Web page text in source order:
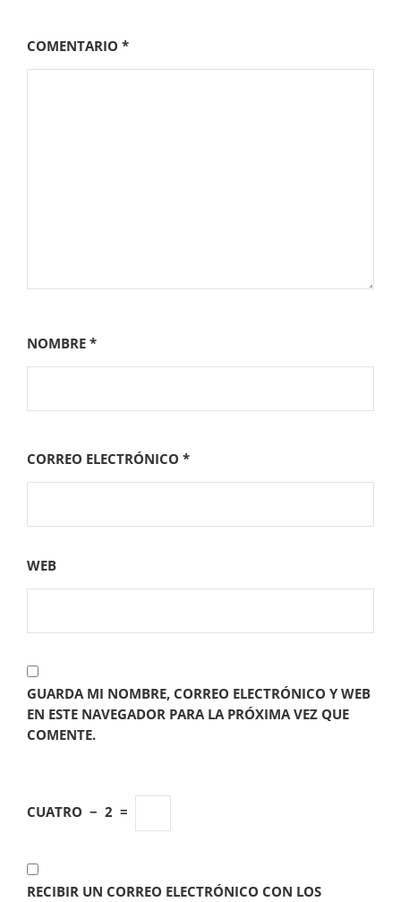
COMENTARIO *
NOMBRE *
CORREO ELECTRÓNICO *
WEB
GUARDA MI NOMBRE, CORREO ELECTRÓNICO Y WEB
EN ESTE NAVEGADOR PARA LA PRÓXIMA VEZ QUE
COMENTE.
CUATRO − 2 =
RECIBIR UN CORREO ELECTRÓNICO CON LOS